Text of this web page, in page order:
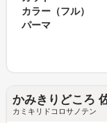
カラー（フル）
パーマ
かみきりどころ
カミキリドコロサノテン